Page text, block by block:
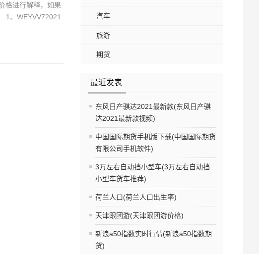
汽车
旅游
期货
最近发表
东风日产骐达2021最新款(东风日产骐
达2021最新款视频)
中国国际期货手机版下载(中国国际期货
有限公司手机软件)
3万左右自动挡小型车(3万左右自动挡
小型车货车推荐)
荷兰人口(荷兰人口出生率)
天津跟团游(天津跟团游价格)
新浪a50指数实时行情(新浪a50指数期
货)
格进行解释，如果
1、WEYVV72021